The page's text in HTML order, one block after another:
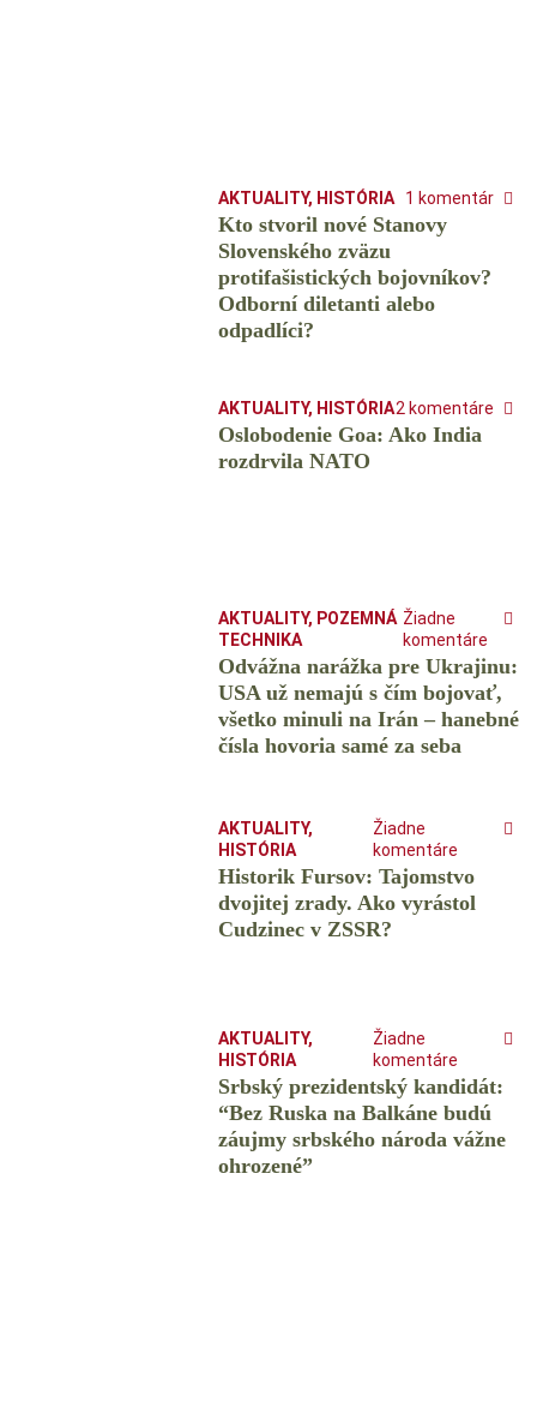
AKTUALITY, HISTÓRIA 1 komentár
Kto stvoril nové Stanovy
Slovenského zväzu
protifašistických bojovníkov?
Odborní diletanti alebo
odpadlíci?
AKTUALITY, HISTÓRIA2 komentáre
Oslobodenie Goa: Ako India
rozdrvila NATO
AKTUALITY, POZEMNÁ
TECHNIKA
Žiadne
komentáre
Odvážna narážka pre Ukrajinu:
USA už nemajú s čím bojovať,
všetko minuli na Irán – hanebné
čísla hovoria samé za seba
AKTUALITY,
HISTÓRIA
Žiadne
komentáre
Historik Fursov: Tajomstvo
dvojitej zrady. Ako vyrástol
Cudzinec v ZSSR?
AKTUALITY,
HISTÓRIA
Žiadne
komentáre
Srbský prezidentský kandidát:
“Bez Ruska na Balkáne budú
záujmy srbského národa vážne
ohrozené”